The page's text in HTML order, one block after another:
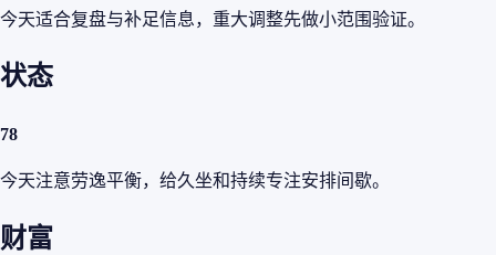
今天适合复盘与补足信息，重大调整先做小范围验证。
状态
78
今天注意劳逸平衡，给久坐和持续专注安排间歇。
财富